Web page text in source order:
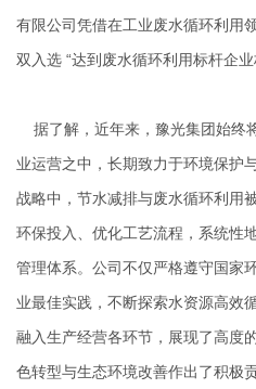
有限公司凭借在工业废水循环利用
双入选 “达到废水循环利用标杆企业
据了解，近年来，豫光集团始终
业运营之中，长期致力于环境保护
战略中，节水减排与废水循环利用
环保投入、优化工艺流程，系统性
管理体系。公司不仅严格遵守国家
业最佳实践，不断探索水资源高效
融入生产经营各环节，展现了高度
色转型与生态环境改善作出了积极贡